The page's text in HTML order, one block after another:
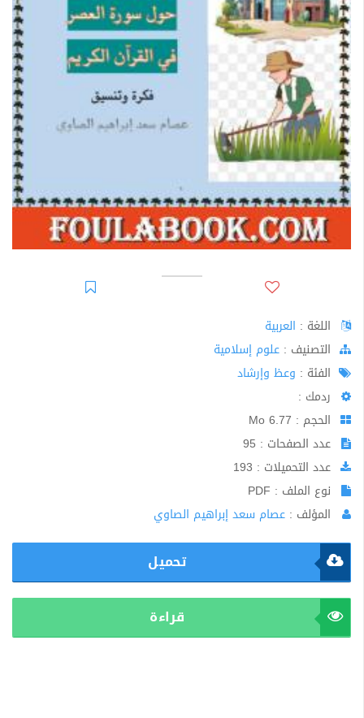
اللغة : العربية
اﻟﺘﺼﻨﻴﻒ : علوم إسلامية
الفئة : وعظ وإرشاد
ردمك :
الحجم : 6.77 Mo
عدد الصفحات : 95
عدد التحميلات : 193
نوع الملف : PDF
المؤلف : عصام سعد إبراهيم الصاوي
تحميل
قراءة